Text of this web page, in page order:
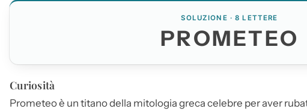
SOLUZIONE · 8 LETTERE
PROMETEO
Curiosità
Prometeoè un titano della mitologia greca celebre per aver